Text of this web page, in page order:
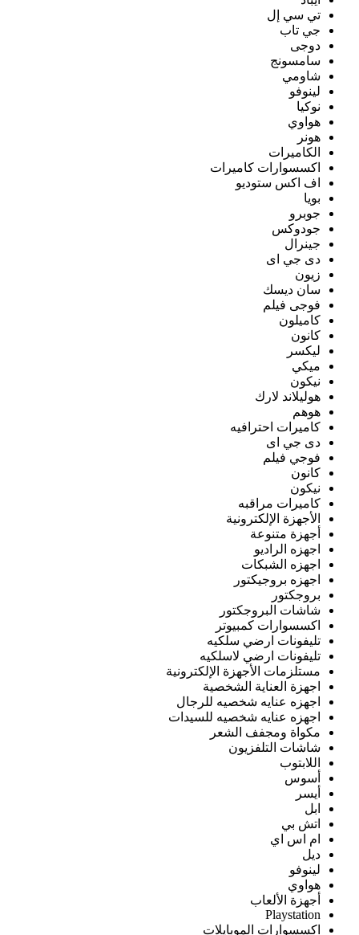
تي سي إل
جي تاب
دوجى
سامسونج
شاومي
لينوفو
نوكيا
هواوي
هونر
الكاميرات
اكسسوارات كاميرات
اف اكس ستوديو
بويا
جوبرو
جودوكس
جينرال
دى جي اى
زيون
سان ديسك
فوجى فيلم
كاميلون
كانون
ليكسر
ميكي
نيكون
هوليلاند لارك
هوهم
كاميرات احترافيه
دى جي اى
فوجي فيلم
كانون
نيكون
كاميرات مراقبه
الأجهزة الإلكترونية
أجهزة متنوعة
اجهزه الراديو
اجهزه الشبكات
اجهزه بروجيكتور
بروجكتور
شاشات البروجكتور
اكسسوارات كمبيوتر
تليفونات ارضي سلكيه
تليفونات ارضي لاسلكيه
مستلزمات الأجهزة الإلكترونية
اجهزة العناية الشخصية
اجهزه عنايه شخصيه للرجال
اجهزه عنايه شخصيه للسيدات
مكواة ومجفف الشعر
شاشات التلفزيون
اللابتوب
أسوس
أيسر
ابل
اتش بي
ام اس اي
ديل
لينوفو
هواوي
أجهزة الألعاب
Playstation
اكسسوارات الموبايلات